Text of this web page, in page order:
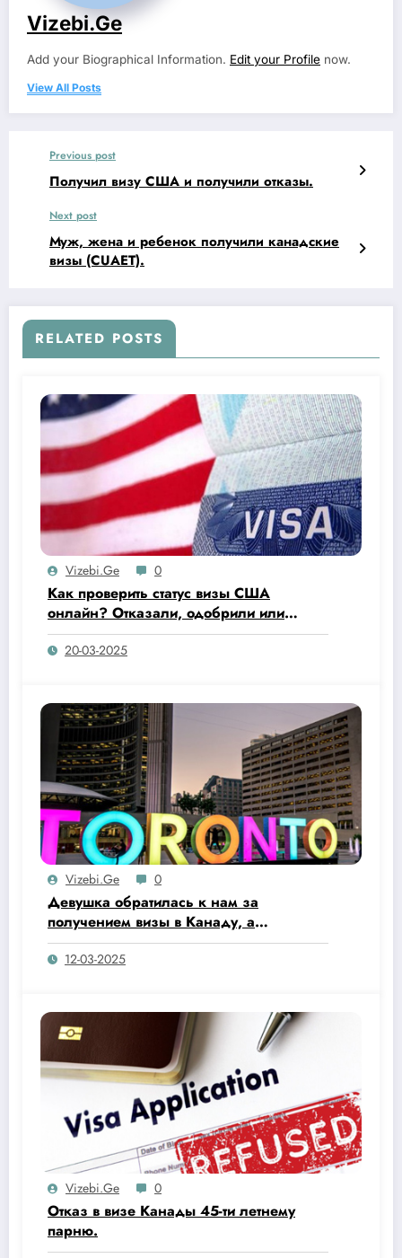
Vizebi.ge
Add your Biographical Information. Edit your Profile now.
View All Posts
Previous post
Получил визу США и получили отказы.
Next post
Муж, жена и ребенок получили канадские
визы (CUAET).
RELATED POSTS
Vizebi.ge 0
Как проверить статус визы США
онлайн? Отказали, одобрили или
напечатали уже визу в паспорт?
20-03-2025
Vizebi.ge 0
Девушка обратилась к нам за
получением визы в Канаду, а
оказалось, что…
12-03-2025
Vizebi.ge 0
Отказ в визе Канады 45-ти летнему
парню.